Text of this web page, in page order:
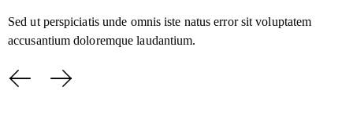
Sed ut perspiciatis unde omnis iste natus error sit voluptatem
accusantium doloremque laudantium.